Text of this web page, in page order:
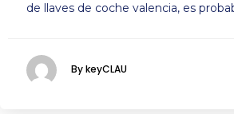
de llaves de coche valencia, es
By keyCLAU